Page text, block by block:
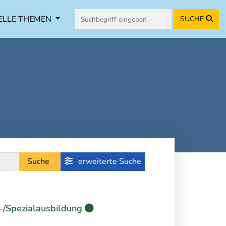
THEMEN SUCHE
Suche erweiterte Suche
Spezialausbildung